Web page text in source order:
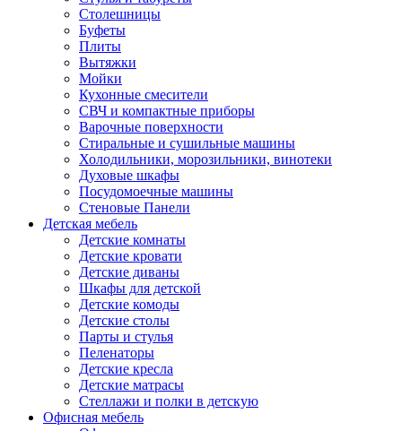
Столешницы
Буфеты
Плиты
Вытяжки
Мойки
Кухонные смесители
СВЧ и компактные приборы
Варочные поверхности
Стиральные и сушильные машины
Холодильники, морозильники, винотеки
Духовые шкафы
Посудомоечные машины
Стеновые Панели
Детская мебель
Детские комнаты
Детские кровати
Детские диваны
Шкафы для детской
Детские комоды
Детские столы
Парты и стулья
Пеленаторы
Детские кресла
Детские матрасы
Стеллажи и полки в детскую
Офисная мебель